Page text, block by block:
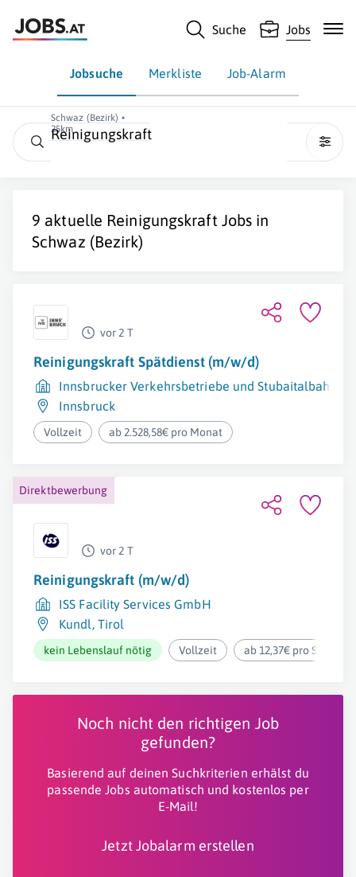
Suche Jobs
Jobsuche Merkliste Job-Alarm
Schwaz (Bezirk) •
25km
Reinigungskraft
9 aktuelle Reinigungskraft Jobs in
Schwaz (Bezirk)
vor 2 T
Reinigungskraft Spätdienst (m/w/d)
Innsbrucker Verkehrsbetriebe und Stubaitalbahn
Innsbruck
Vollzeit ab 2.528,58€ pro Monat
Direktbewerbung
vor 2 T
Reinigungskraft (m/w/d)
ISS Facility Services GmbH
Kundl, Tirol
kein Lebenslauf nötig Vollzeit ab 12,37€ pro Stunde
Noch nicht den richtigen Job
gefunden?
Basierend auf deinen Suchkriterien erhälst du
passende Jobs automatisch und kostenlos per
E-Mail!
Jetzt Jobalarm erstellen